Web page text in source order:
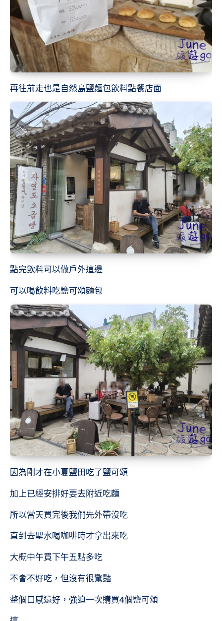
再往前走也是自然島鹽麵包飲料點餐店面
點完飲料可以做戶外這邊
可以喝飲料吃鹽可頌麵包
因為剛才在小夏鹽田吃了鹽可頌
加上已經安排好要去附近吃麵
所以當天買完後我們先外帶沒吃
直到去聖水喝咖啡時才拿出來吃
大概中午買下午五點多吃
不會不好吃，但沒有很驚豔
整個口感還好，強迫一次購買4個鹽可頌